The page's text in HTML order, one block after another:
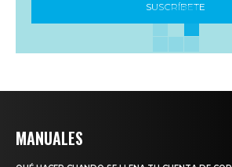
SUSCRÍBETE
MANUALES